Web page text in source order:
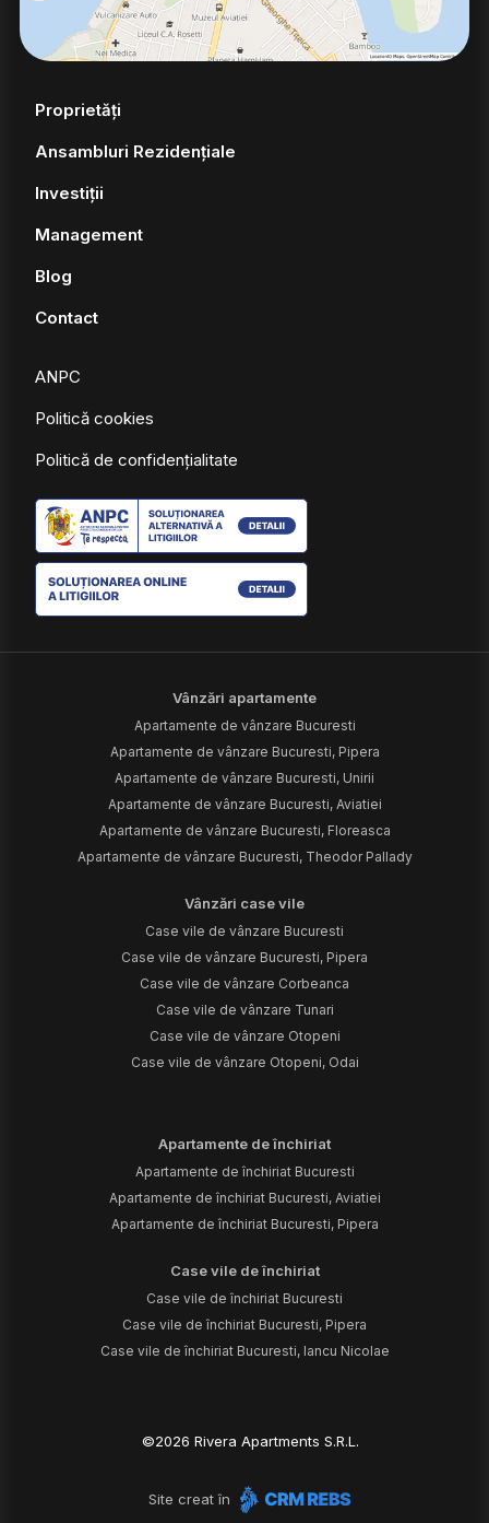
Proprietăți
Ansambluri Rezidențiale
Investiții
Management
Blog
Contact
ANPC
Politică cookies
Politică de confidențialitate
Vânzări apartamente
Apartamente de vânzare Bucuresti
Apartamente de vânzare Bucuresti, Pipera
Apartamente de vânzare Bucuresti, Unirii
Apartamente de vânzare Bucuresti, Aviatiei
Apartamente de vânzare Bucuresti, Floreasca
Apartamente de vânzare Bucuresti, Theodor Pallady
Vânzări case vile
Case vile de vânzare Bucuresti
Case vile de vânzare Bucuresti, Pipera
Case vile de vânzare Corbeanca
Case vile de vânzare Tunari
Case vile de vânzare Otopeni
Case vile de vânzare Otopeni, Odai
Apartamente de închiriat
Apartamente de închiriat Bucuresti
Apartamente de închiriat Bucuresti, Aviatiei
Apartamente de închiriat Bucuresti, Pipera
Case vile de închiriat
Case vile de închiriat Bucuresti
Case vile de închiriat Bucuresti, Pipera
Case vile de închiriat Bucuresti, Iancu Nicolae
©2026 Rivera Apartments S.R.L.
Site creat în